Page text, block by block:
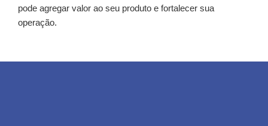
pode agregar valor ao seu produto e fortalecer sua
operação.